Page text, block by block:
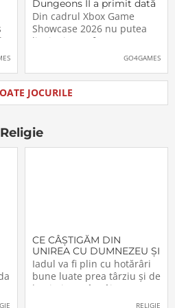
Dungeons II a primit dată
de lansare. Când îl vom
putea juca
Din cadrul Xbox Game
Showcase 2026 nu putea
lipsi Minecraft Dungeons II,
care, pe lângă un nou
oficială de lansare. Astfel,
pasionații se vor putea
aventura în Minecraft
Video: Minecraft
GO4GAMES
JOCURILE
Religie
CE CÂŞTIGĂM DIN
UNIREA CU DUMNEZEU ŞI
CU FRAŢII (VI)
Iadul va fi plin cu hotărâri
bune luate prea târziu şi de
lacrimi nemângâiate
vărsate prea târziu. Lumea
RELIGIE